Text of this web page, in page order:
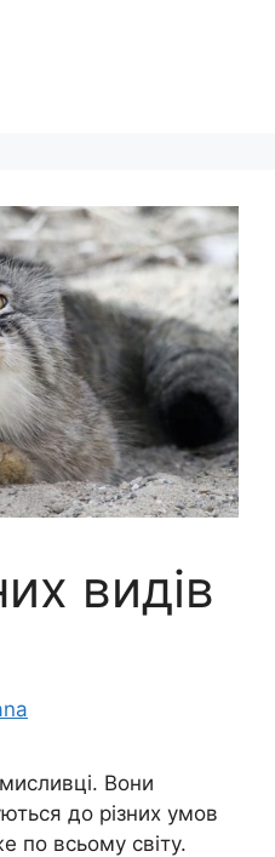
видів
Вони
до різних умов
по всьому світу.